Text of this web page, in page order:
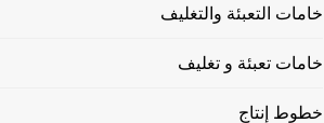
خامات التعبئة والتغليف
خامات تعبئة و تغليف
خطوط إنتاج